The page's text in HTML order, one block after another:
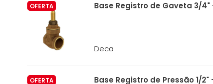
OFERTA Base Registro de Gaveta 3/4"
Deca
OFERTA Base Registro de Pressão 1/2"